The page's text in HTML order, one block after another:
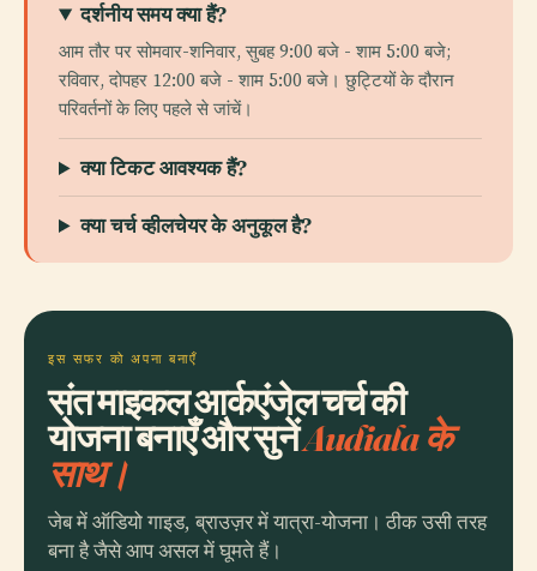
दर्शनीय समय क्या हैं?
आम तौर पर सोमवार-शनिवार, सुबह 9:00 बजे - शाम 5:00 बजे;
रविवार, दोपहर 12:00 बजे - शाम 5:00 बजे। छुट्टियों के दौरान
परिवर्तनों के लिए पहले से जांचें।
क्या टिकट आवश्यक हैं?
क्या चर्च व्हीलचेयर के अनुकूल है?
इस सफर को अपना बनाएँ
संत माइकल आर्कएंजेल चर्च की
योजना बनाएँ और सुनेंAudiala के
साथ।
जेब में ऑडियो गाइड, ब्राउज़र में यात्रा-योजना। ठीक उसी तरह
बना है जैसे आप असल में घूमते हैं।